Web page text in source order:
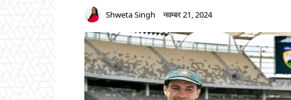
Shweta Singh नवम्बर 21, 2024